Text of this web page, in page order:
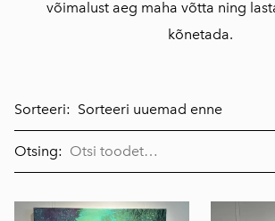
võimalust aeg maha võtta ning
kõnetada.
Sorteeri:
Otsing: